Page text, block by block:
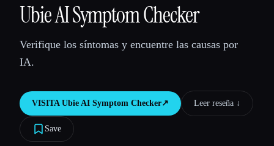
💻Desarrolladores 📈Marketers
🎓
Blog
Ubie AI Symptom Checker
Verifique los síntomas y encuentre las causas por
IA.
VISITA Ubie AI Symptom Checker↗︎ Leer reseña ↓︎
Save